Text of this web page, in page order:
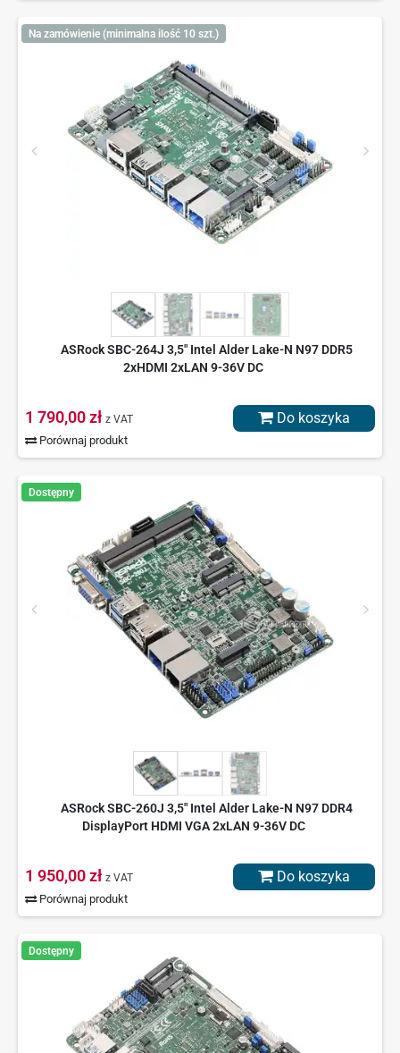
Na zamówienie (minimalna ilość 10 szt.)
ASRock SBC-264J 3,5" Intel Alder Lake-N N97 DDR5
2xHDMI 2xLAN 9-36V DC
1 790,00 zł z VAT
Porównaj produkt
Do koszyka
Dostępny
ASRock SBC-260J 3,5" Intel Alder Lake-N N97 DDR4
DisplayPort HDMI VGA 2xLAN 9-36V DC
1 950,00 zł z VAT
Porównaj produkt
Do koszyka
Dostępny